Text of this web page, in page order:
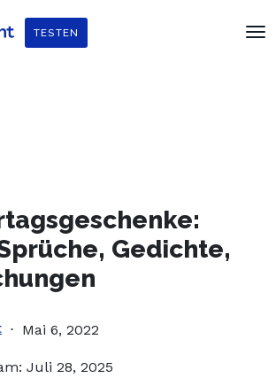
und hol dir
Penguin Readers
TESTEN
Gedichte,
Mai 6, 2022
Juli 28, 2025